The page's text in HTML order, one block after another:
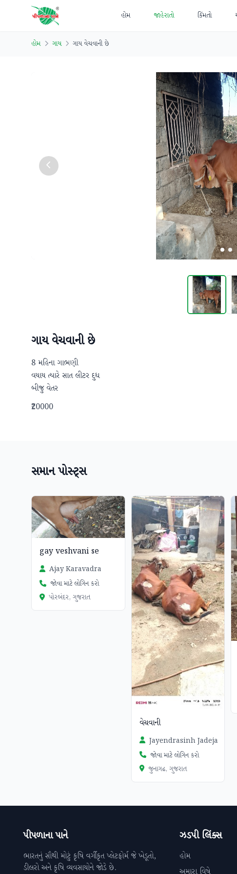
હોમ જાહેરાતો કિંમતો
હોમ ગાય ગાય વેચવાની છે
ગાય વેચવાની છે
8 મહિના ગાભણી
વયાય ત્યારે સાત લીટર દુધ
બીજુ વેતર
₹20000
સમાન પોસ્ટ્સ
gay veshvani se
Ajay Karavadra
જોવા માટે લોગિન કરો
પોરબંદર, ગુજરાત
વેચવાની
Jayendrasinh Jadeja
જોવા માટે લોગિન કરો
જુનાગઢ, ગુજરાત
પીપળાના પાને
ભારતનું સૌથી મોટું કૃષિ વર્ગીકૃત પ્લેટફોર્મ જે ખેડૂતો,
ડીલરો અને કૃષિ વ્યવસાયોને જોડે છે.
ઝડપી લિંક્સ
હોમ
અમારા વિષે